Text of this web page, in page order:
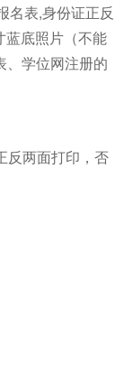
表,身份证正反
蓝底照片（不能
、学位网注册的
两面打印，否